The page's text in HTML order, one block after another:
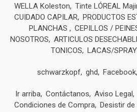
WELLA Koleston
Tinte LÓREAL
CUIDADO CAPILAR PRODUCTOS
PLANCHAS
CEPILLOS /
NOSOTROS
ARTICULOS
TONICOS
LACAS/
schwarzkopf ghd Facebook
Ir arriba Contáctanos Aviso Legal
Condiciones de Compra Desistir de